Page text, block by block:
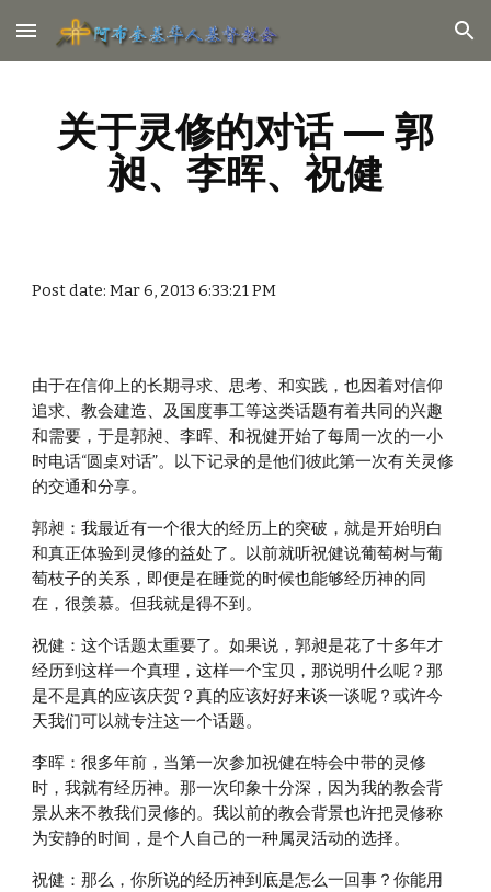
Skip to main content Skip to navigation
关于灵修的对话 — 郭
昶、李晖、祝健
Post date: Mar 6, 2013 6:33:21 PM
由于在信仰上的长期寻求、思考、和实践，也因着对信仰
追求、教会建造、及国度事工等这类话题有着共同的兴趣
和需要，于是郭昶、李晖、和祝健开始了每周一次的一小
时电话“圆桌对话”。以下记录的是他们彼此第一次有关灵修
的交通和分享。
郭昶：我最近有一个很大的经历上的突破，就是开始明白
和真正体验到灵修的益处了。以前就听祝健说葡萄树与葡
萄枝子的关系，即便是在睡觉的时候也能够经历神的同
在，很羡慕。但我就是得不到。
祝健：这个话题太重要了。如果说，郭昶是花了十多年才
经历到这样一个真理，这样一个宝贝，那说明什么呢？那
是不是真的应该庆贺？真的应该好好来谈一谈呢？或许今
天我们可以就专注这一个话题。
李晖：很多年前，当第一次参加祝健在特会中带的灵修
时，我就有经历神。那一次印象十分深，因为我的教会背
景从来不教我们灵修的。我以前的教会背景也许把灵修称
为安静的时间，是个人自己的一种属灵活动的选择。
祝健：那么，你所说的经历神到底是怎么一回事？你能用